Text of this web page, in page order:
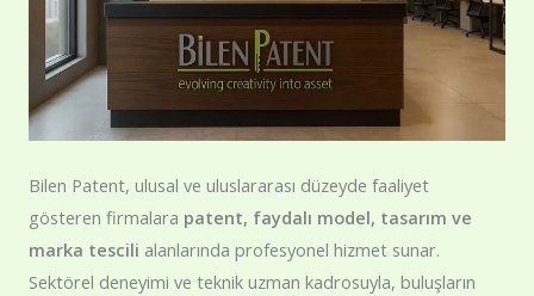
Bilen Patent, ulusal ve uluslararası düzeyde faaliyet
gösteren firmalara patent, faydalı model, tasarım ve
marka tescili alanlarında profesyonel hizmet sunar.
Sektörel deneyimi ve teknik uzman kadrosuyla, buluşların